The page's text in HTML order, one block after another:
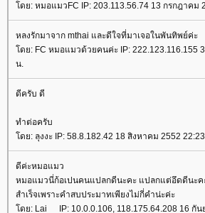
ดย: หมอแมวFC IP: 203.113.56.74 13 กรกฎาคม
หลงรักมาจาก mthai และดีใจที่มาเจอในพันทิพย์ค่ะ
ดย: FC หมอแมวด้วยคนค่ะ IP: 222.123.116.155
น.
ดีครับ ดี
ทำต่อครับ
ดย: ลุงงะ IP: 58.8.182.42 18 สิงหาคม 2552
ดีค่ะหมอแมว
หมอแมวนี่ก้อเปนคนแปลกดีนะคะ แปลกแต่อึดดีนะค
สำเร็จเพราะคำสบประมาทเพียงไม่กี่คำน่ะค่ะ
ดย: Lai__ IP: 10.0.0.106, 118.175.64.208 16 กั